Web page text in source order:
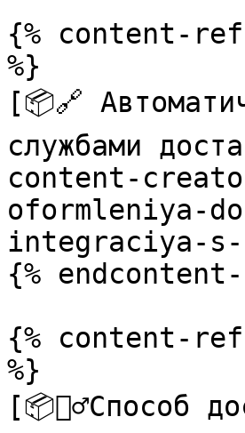
{% content-ref
%}
[📦🔗
службами
content-
oformleniya-
integraciya-s-
{%
{% content-ref
%}
[📦🚶‍♂️Способ